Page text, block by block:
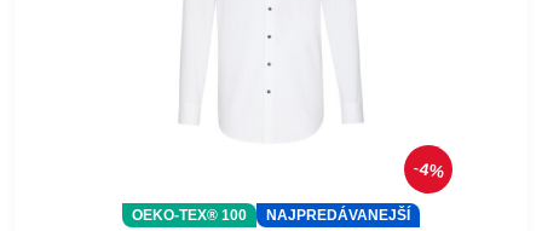
4%
OEKO-TEX® 100 NAJPREDÁVANEJŠÍ